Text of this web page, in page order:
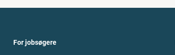
For jobsøgere